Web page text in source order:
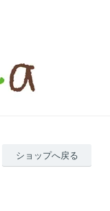
ショップへ戻る